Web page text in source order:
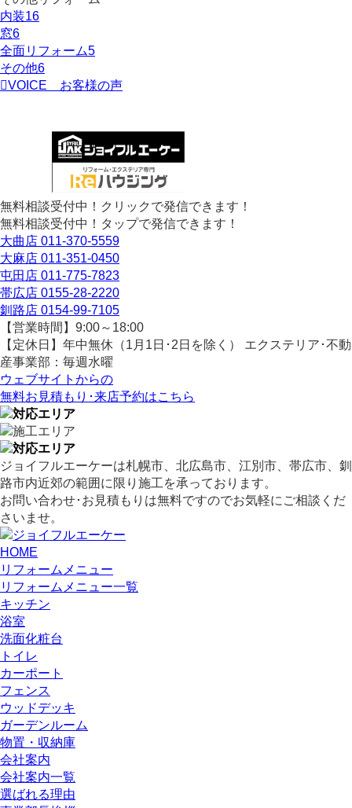
内装16
窓6
全面リフォーム5
その他6
VOICE
お客様の声
無料相談受付中！クリックで発信できます！
無料相談受付中！タップで発信できます！
大曲店 011-370-5559
大麻店 011-351-0450
屯田店 011-775-7823
帯広店 0155-28-2220
釧路店 0154-99-7105
【営業時間】9:00～18:00
【定休日】年中無休（1月1日･2日を除く） エクステリア･不動
産事業部：毎週水曜
ウェブサイトからの
無料お見積もり･来店予約はこちら
ジョイフルエーケーは札幌市、北広島市、江別市、帯広市、釧
路市内近郊の範囲に限り施工を承っております。
お問い合わせ･お見積もりは無料ですのでお気軽にご相談くだ
さいませ。
HOME
リフォームメニュー
リフォームメニュー一覧
キッチン
浴室
洗面化粧台
トイレ
カーポート
フェンス
ウッドデッキ
ガーデンルーム
物置・収納庫
会社案内
会社案内一覧
選ばれる理由